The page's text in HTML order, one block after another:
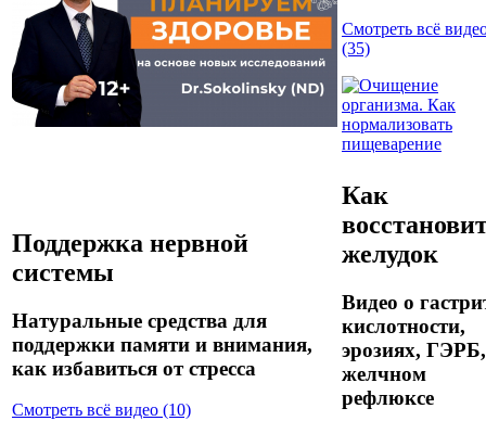
Смотреть всё
(35)
Поддержка нервной
системы
Натуральные средства для
поддержки памяти и внимания,
как избавиться от стресса
Смотреть всё видео (10)
Как
желудок
Видео о
кислотности,
эрозиях, ГЭРБ,
желчном
рефлюксе